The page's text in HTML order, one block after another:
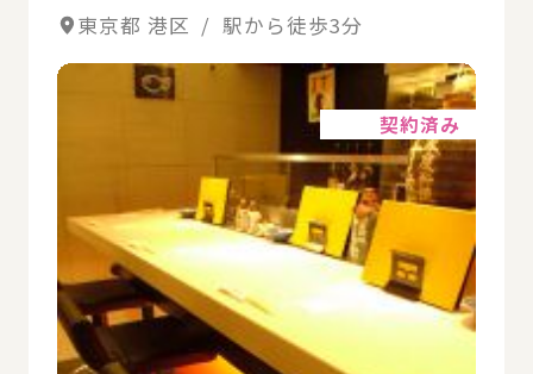
東京都 港区 / 駅から徒歩3分
契約済み